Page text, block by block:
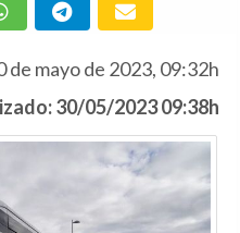
de mayo de 2023, 09:32h
30/05/2023 09:38h